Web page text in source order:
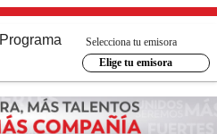
Programa
Selecciona tu emisora
Elige tu emisora